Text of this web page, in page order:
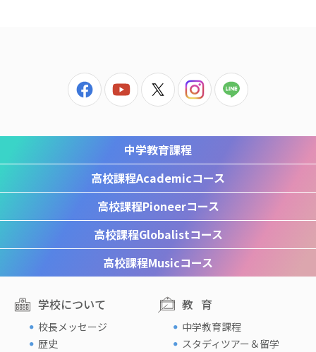
中学教育課程
高校課程Academicコース
高校課程Pioneerコース
高校課程Globalistコース
高校課程Musicコース
学校について
校長メッセージ
歴史
教育
中学教育課程
スタディツアー＆留学